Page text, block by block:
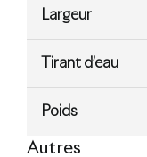
Largeur
Tirant d’eau
Poids
Autres